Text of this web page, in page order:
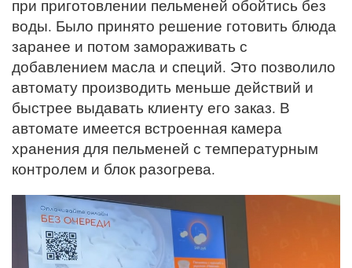
при приготовлении пельменей обойтись без
воды. Было принято решение готовить блюда
заранее и потом замораживать с
добавлением масла и специй. Это позволило
автомату производить меньше действий и
быстрее выдавать клиенту его заказ. В
автомате имеется встроенная камера
хранения для пельменей с температурным
контролем и блок разогрева.